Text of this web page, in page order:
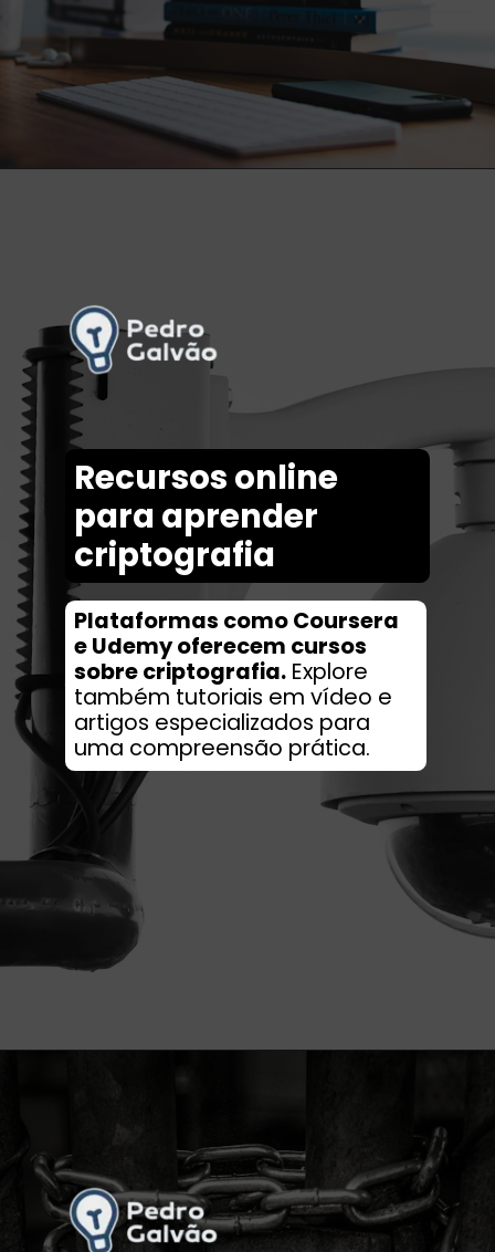
Plataformas como Coursera
e Udemy oferecem cursos
sobre criptografia. Explore
também tutoriais em vídeo e
artigos especializados para
uma compreensão prática.
Recursos online
para aprender
criptografia